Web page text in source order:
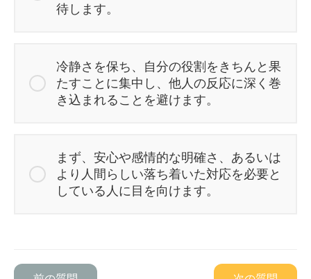
待します。
冷静さを保ち、自分の役割をきちんと果
たすことに集中し、他人の反応に深く巻
き込まれることを避けます。
まず、安心や感情的な明確さ、あるいは
より人間らしい落ち着いた対応を必要と
している人に目を向けます。